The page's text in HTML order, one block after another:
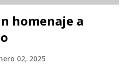
homenaje a
02, 2025